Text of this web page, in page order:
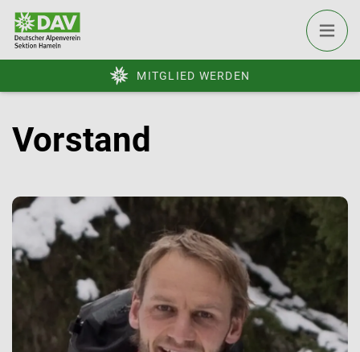
MITGLIED WERDEN
Vorstand